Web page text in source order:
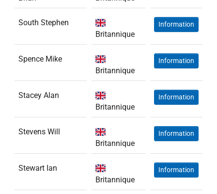
South Stephen
Britannique
Information
Spence Mike
Britannique
Information
Stacey Alan
Britannique
Information
Stevens Will
Britannique
Information
Stewart Ian
Britannique
Information